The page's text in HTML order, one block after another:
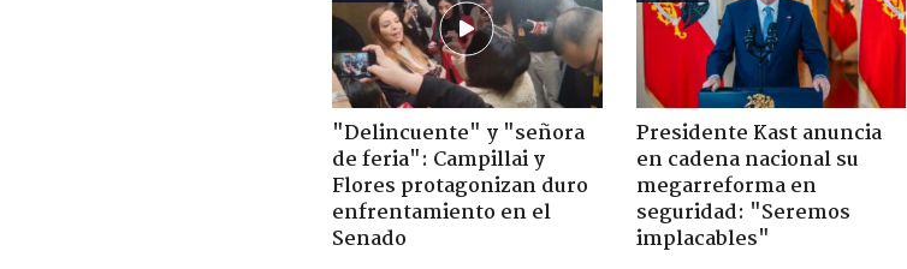
"Delincuente" y "señora
de feria": Campillai y
Flores protagonizan duro
enfrentamiento en el
Senado
Presidente Kast anuncia
en cadena nacional su
megarreforma en
seguridad: "Seremos
implacables"